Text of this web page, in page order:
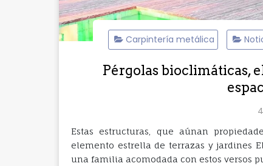
Carpintería metálica
Pérgolas bioclimáticas,
Estas estructuras, que aúnan
elemento estrella de terrazas y jardines
una familia acomodada con estos versos